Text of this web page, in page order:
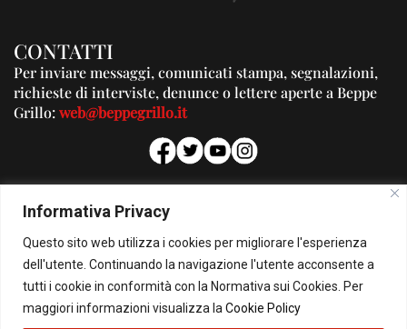
Informativa Privacy
Questo sito web utilizza i cookies per migliorare l'esperienza
dell'utente. Continuando la navigazione l'utente acconsente a
tutti i cookie in conformità con la Normativa sui Cookies. Per
maggiori informazioni visualizza la Cookie Policy
CONTATTI
Per inviare messaggi, comunicati stampa, segnalazioni,
richieste di interviste, denunce o lettere aperte a Beppe
Grillo:web@beppegrillo.it
PUBBLICITA'
Per la tua pubblicità su questo Blog:
pubblicita@beppegrillo.it